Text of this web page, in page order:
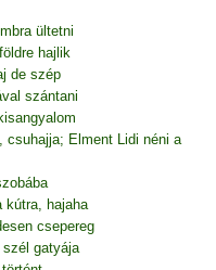
ültetni
hajlik
de szép
szántani
csuhajja; Elment Lidi néni a
kútra, hajaha
csepereg
szél gatyája